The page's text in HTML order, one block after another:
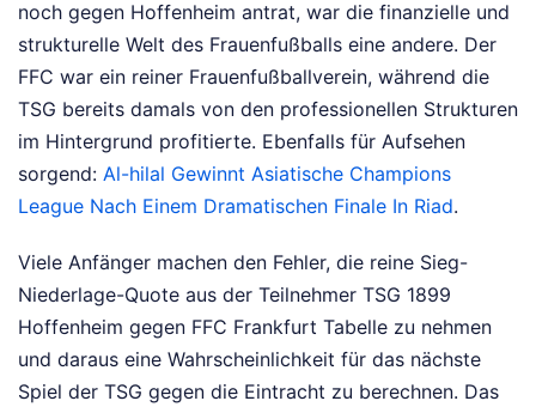
noch gegen Hoffenheim antrat, war die finanzielle und
strukturelle Welt des Frauenfußballs eine andere. Der
FFC war ein reiner Frauenfußballverein, während die
TSG bereits damals von den professionellen Strukturen
im Hintergrund profitierte. Ebenfalls für Aufsehen
sorgend: Al-hilal Gewinnt Asiatische Champions
League Nach Einem Dramatischen Finale In Riad.
Viele Anfänger machen den Fehler, die reine Sieg-
Niederlage-Quote aus der Teilnehmer TSG 1899
Hoffenheim gegen FFC Frankfurt Tabelle zu nehmen
und daraus eine Wahrscheinlichkeit für das nächste
Spiel der TSG gegen die Eintracht zu berechnen. Das